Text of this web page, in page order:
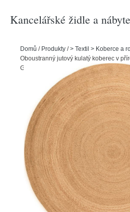
Kancelářské židle a
Domů / Produkty /> Textil > Koberce a
Oboustranný jutový kulatý koberec v
Gold – Hanse Home